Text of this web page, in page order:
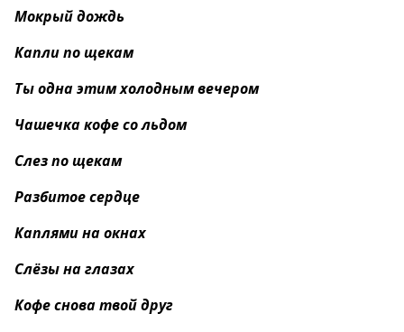
Мокрый дождь
Капли по щекам
Ты одна этим холодным вечером
Чашечка кофе со льдом
Слез по щекам
Разбитое сердце
Каплями на окнах
Слёзы на глазах
Кофе снова твой друг